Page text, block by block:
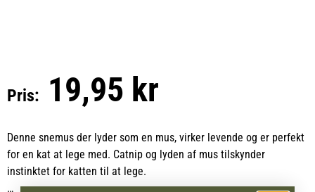
Pris: 19,95 kr
Denne snemus der lyder som en mus, virker levende og er perfekt
for en kat at lege med. Catnip og lyden af ​​mus tilskynder
instinktet for katten til at lege.